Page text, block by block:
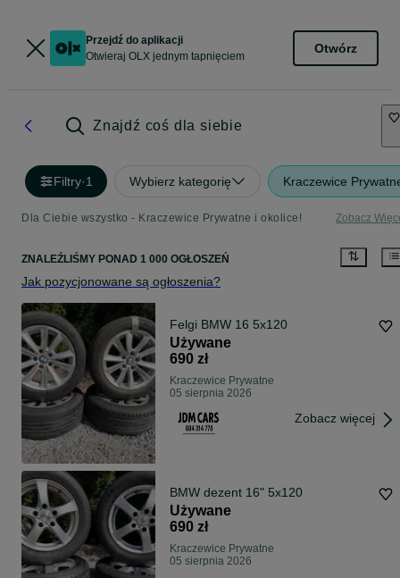
Przejdź do aplikacji
Otwieraj OLX jednym tapnięciem
Otwórz
Znajdź coś dla siebie
Filtry·1 Wybierz kategorię Kraczewice
Dla Ciebie wszystko - Kraczewice Prywatne i okolice! Zobacz
ZNALEŹLIŚMY PONAD 1 000 OGŁOSZEŃ
Jak pozycjonowane są ogłoszenia?
Felgi BMW 16 5x120
Używane
690 zł
Kraczewice Prywatne
05 sierpnia 2026
Zobacz więcej
BMW dezent 16" 5x120
Używane
690 zł
Kraczewice Prywatne
05 sierpnia 2026